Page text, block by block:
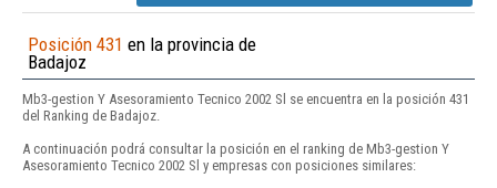
Posición 431 en la provincia de
Badajoz
Mb3-gestion Y Asesoramiento Tecnico 2002 Sl se encuentra en la posición 431
del Ranking de Badajoz.
A continuación podrá consultar la posición en el ranking de Mb3-gestion Y
Asesoramiento Tecnico 2002 Sl y empresas con posiciones similares: